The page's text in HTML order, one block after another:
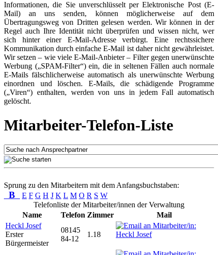
Informationen, die Sie unverschlüsselt per Elektronische Post (E-
Mail) an uns senden, können möglicherweise auf dem
Übertragungsweg von Dritten gelesen werden. Wir können in der
Regel auch Ihre Identität nicht überprüfen und wissen nicht, wer
sich hinter einer E-Mail-Adresse verbirgt. Eine rechtssichere
Kommunikation durch einfache E-Mail ist daher nicht gewährleistet.
Wir setzen – wie viele E-Mail-Anbieter – Filter gegen unerwünschte
Werbung („SPAM-Filter“) ein, die in seltenen Fällen auch normale
E-Mails fälschlicherweise automatisch als unerwünschte Werbung
einordnen und löschen. E-Mails, die schädigende Programme
(„Viren“) enthalten, werden von uns in jedem Fall automatisch
gelöscht.
Mitarbeiter-Telefon-Liste
Sprung zu den Mitarbeitern mit dem Anfangsbuchstaben:
B E F G H J K L M O R S W
Telefonliste der Mitarbeiter/innen der Verwaltung
Name
Telefon Zimmer
Mail
Heckl Josef
Erster
Bürgermeister
08145
84-12
1.18